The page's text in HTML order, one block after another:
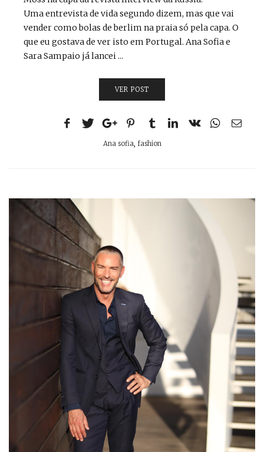
Uma entrevista de vida segundo dizem, mas que vai
vender como bolas de berlim na praia só pela capa. O
que eu gostava de ver isto em Portugal. Ana Sofia e
Sara Sampaio já lancei ...
VER POST
Ana sofia, fashion